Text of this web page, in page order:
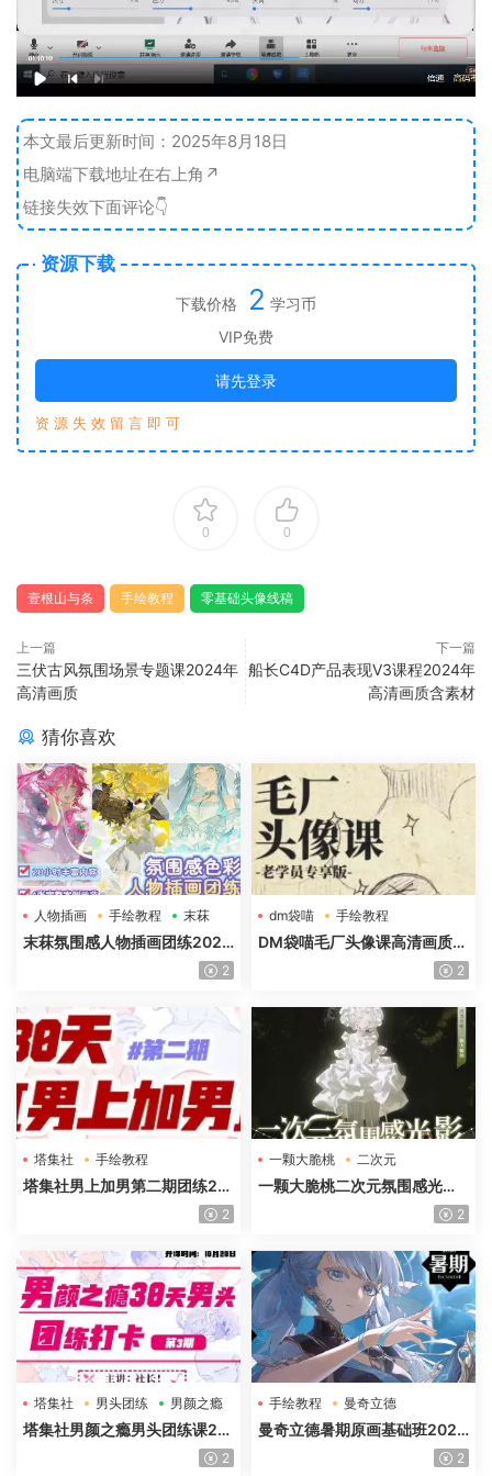
本文最后更新时间：2025年8月18日
电脑端下载地址在右上角↗️
链接失效下面评论👇
资源下载
下载价格 2 学习币
VIP免费
请先登录
资 源 失 效 留 言 即 可
0 0
壹根山与条 手绘教程 零基础头像线稿
上一篇
三伏古风氛围场景专题课2024年
高清画质
下一篇
船长C4D产品表现V3课程2024年
高清画质含素材
猜你喜欢
人物插画 手绘教程 末菻
末菻氛围感人物插画团练2025
2
dm袋喵
手绘教程
毛厂头像
DM袋喵毛厂头像课高清画质含
2
塔集社 手绘教程
塔集社男上加男第二期团练20
2
一颗大脆桃
二次元
光影特训班
一颗大脆桃二次元氛围感光影
特训班第5期2025年高清画质2
塔集社 男头团练 男颜之瘾
塔集社男颜之瘾男头团练课20
2
手绘教程 曼奇立德
曼奇立德暑期原画基础班2025
2